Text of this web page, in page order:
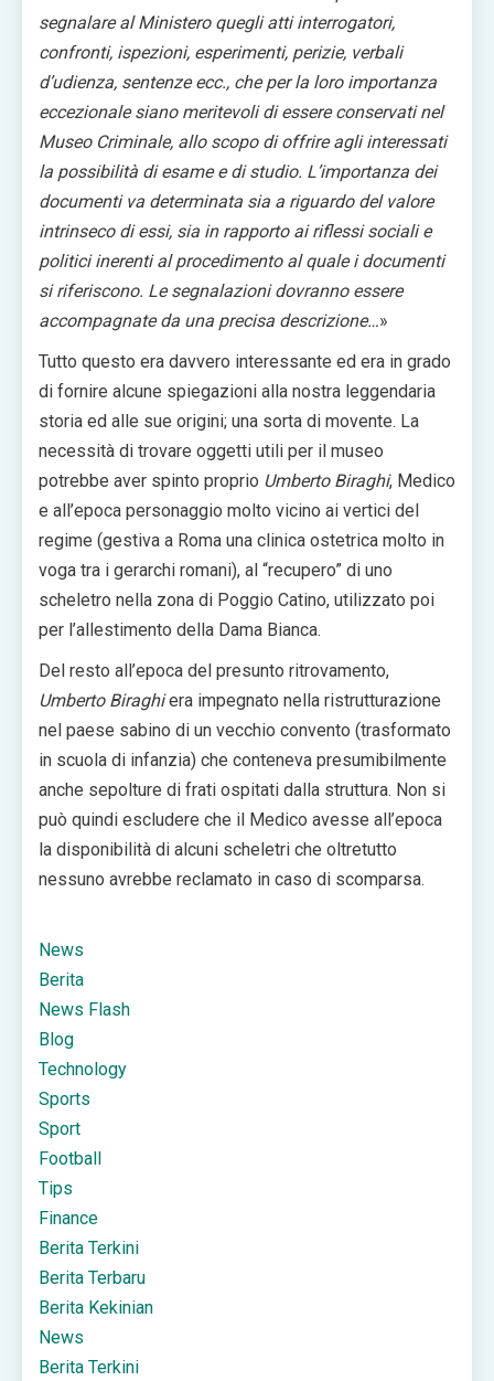
segnalare al Ministero quegli atti interrogatori,
confronti, ispezioni, esperimenti, perizie, verbali
d’udienza, sentenze ecc., che per la loro importanza
eccezionale siano meritevoli di essere conservati nel
Museo Criminale, allo scopo di offrire agli interessati
la possibilità di esame e di studio. L’importanza dei
documenti va determinata sia a riguardo del valore
intrinseco di essi, sia in rapporto ai riflessi sociali e
politici inerenti al procedimento al quale i documenti
si riferiscono. Le segnalazioni dovranno essere
accompagnate da una precisa descrizione…»
Tutto questo era davvero interessante ed era in grado
di fornire alcune spiegazioni alla nostra leggendaria
storia ed alle sue origini; una sorta di movente. La
necessità di trovare oggetti utili per il museo
potrebbe aver spinto proprio Umberto Biraghi, Medico
e all’epoca personaggio molto vicino ai vertici del
regime (gestiva a Roma una clinica ostetrica molto in
voga tra i gerarchi romani), al “recupero” di uno
scheletro nella zona di Poggio Catino, utilizzato poi
per l’allestimento della Dama Bianca.
Del resto all’epoca del presunto ritrovamento,
Umberto Biraghiera impegnato nella ristrutturazione
nel paese sabino di un vecchio convento (trasformato
in scuola di infanzia) che conteneva presumibilmente
anche sepolture di frati ospitati dalla struttura. Non si
può quindi escludere che il Medico avesse all’epoca
la disponibilità di alcuni scheletri che oltretutto
nessuno avrebbe reclamato in caso di scomparsa.
News
Berita
News Flash
Blog
Technology
Sports
Sport
Football
Tips
Finance
Berita Terkini
Berita Terbaru
Berita Kekinian
News
Berita Terkini